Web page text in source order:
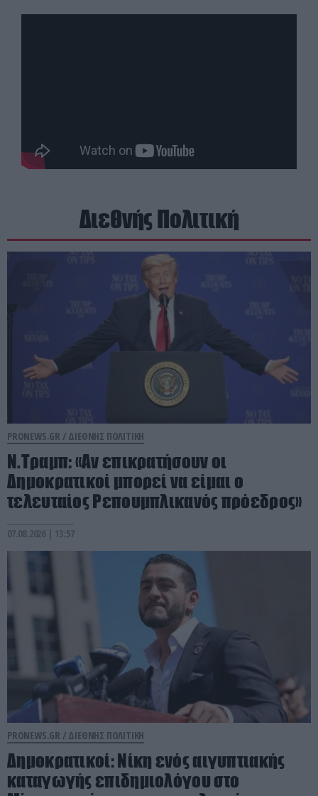
Διεθνής Πολιτική
PRONEWS.GR / ΔΙΕΘΝΗΣ ΠΟΛΙΤΙΚΗ
Ν.Τραμπ: «Αν επικρατήσουν οι
Δημοκρατικοί μπορεί να είμαι ο
τελευταίος Ρεπουμπλικανός πρόεδρος»
07.08.2026 | 13:57
PRONEWS.GR / ΔΙΕΘΝΗΣ ΠΟΛΙΤΙΚΗ
Δημοκρατικοί: Νίκη ενός αιγυπτιακής
καταγωγής επιδημιολόγου στο